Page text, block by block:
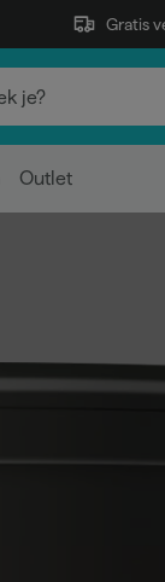
Gratis
Outlet